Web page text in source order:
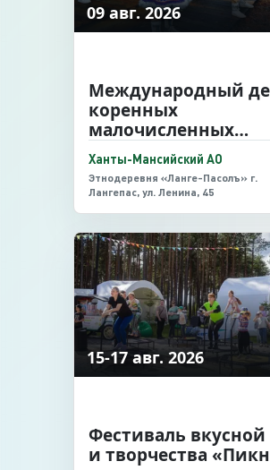
09 авг. 2026
Международный
коренных
малочисленных
народов Севера
Ханты-Мансийский АО
Этнодеревня «Ланге-Пасолъ» г.
Лангепас, ул. Ленина, 45
15-17 авг. 2026
Фестиваль
и творчества